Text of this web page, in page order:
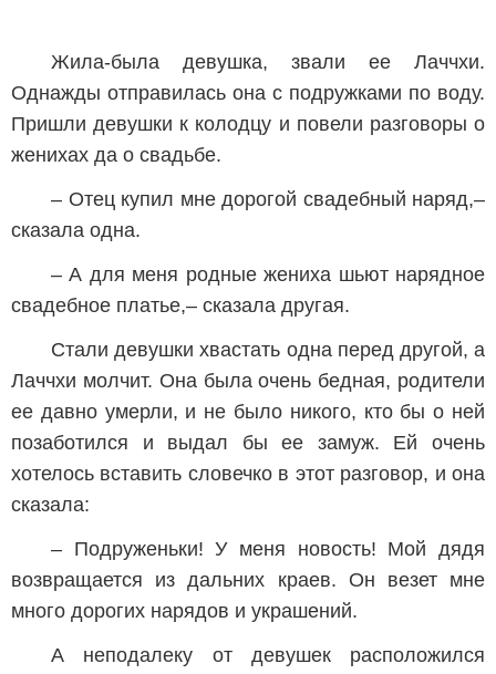
Жила-была девушка, звали ее Лаччхи.
Однажды отправилась она с подружками по воду.
Пришли девушки к колодцу и повели разговоры о
женихах да о свадьбе.
– Отец купил мне дорогой свадебный наряд,–
сказала одна.
– А для меня родные жениха шьют нарядное
свадебное платье,– сказала другая.
Стали девушки хвастать одна перед другой, а
Лаччхи молчит. Она была очень бедная, родители
ее давно умерли, и не было никого, кто бы о ней
позаботился и выдал бы ее замуж. Ей очень
хотелось вставить словечко в этот разговор, и она
сказала:
– Подруженьки! У меня новость! Мой дядя
возвращается из дальних краев. Он везет мне
много дорогих нарядов и украшений.
А неподалеку от девушек расположился